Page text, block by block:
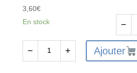
3,60€
En stock
− + Ajouter
de
FTX
−